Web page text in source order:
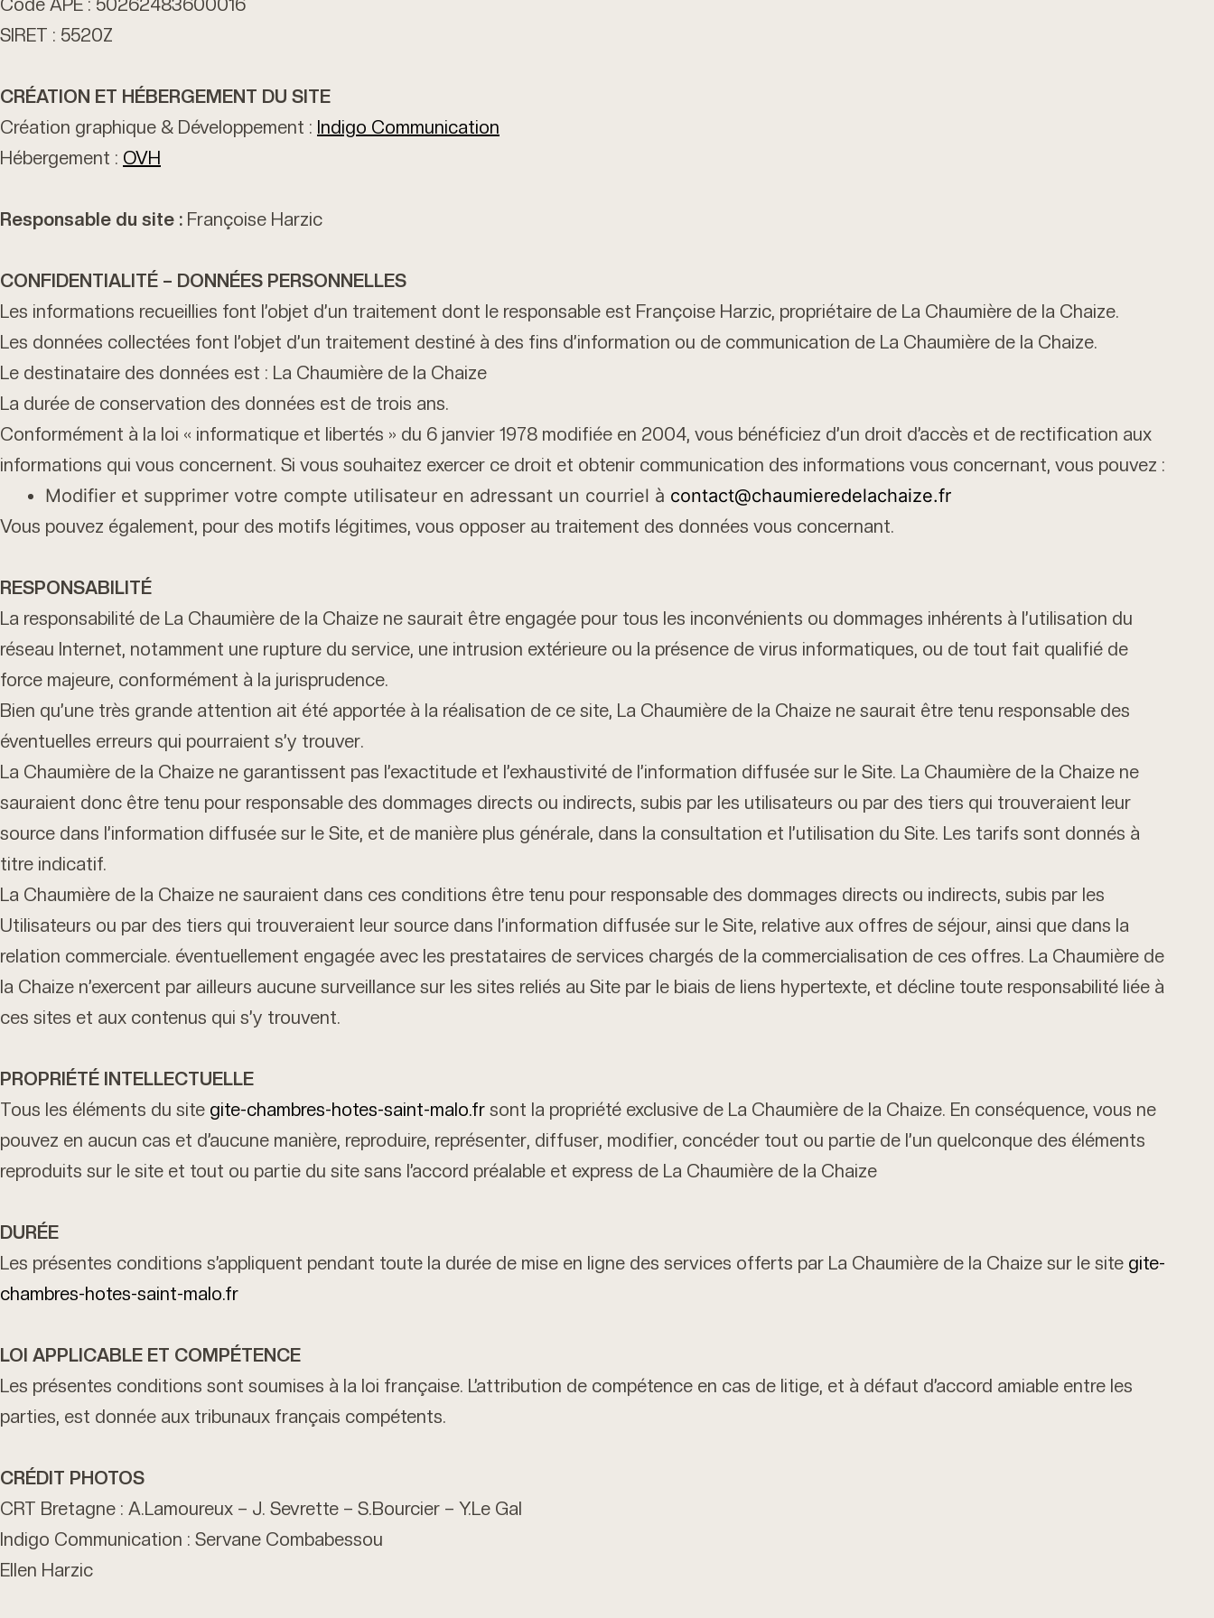
Code APE : 50262483600016
SIRET : 5520Z
CRÉATION ET HÉBERGEMENT DU SITE
Création graphique & Développement : Indigo Communication
Hébergement : OVH
Responsable du site : Françoise Harzic
CONFIDENTIALITÉ – DONNÉES PERSONNELLES
Les informations recueillies font l’objet d’un traitement dont le responsable est Françoise Harzic, propriétaire de La Chaumière de la Chaize.
Les données collectées font l’objet d’un traitement destiné à des fins d’information ou de communication de La Chaumière de la Chaize.
Le destinataire des données est : La Chaumière de la Chaize
La durée de conservation des données est de trois ans.
Conformément à la loi « informatique et libertés » du 6 janvier 1978 modifiée en 2004, vous bénéficiez d’un droit d’accès et de rectification aux
informations qui vous concernent. Si vous souhaitez exercer ce droit et obtenir communication des informations vous concernant, vous pouvez :
Modifier et supprimer votre compte utilisateur en adressant un courriel à contact@chaumieredelachaize.fr
Vous pouvez également, pour des motifs légitimes, vous opposer au traitement des données vous concernant.
RESPONSABILITÉ
La responsabilité de La Chaumière de la Chaize ne saurait être engagée pour tous les inconvénients ou dommages inhérents à l’utilisation du
réseau Internet, notamment une rupture du service, une intrusion extérieure ou la présence de virus informatiques, ou de tout fait qualifié de
force majeure, conformément à la jurisprudence.
Bien qu’une très grande attention ait été apportée à la réalisation de ce site, La Chaumière de la Chaize ne saurait être tenu responsable des
éventuelles erreurs qui pourraient s’y trouver.
La Chaumière de la Chaize ne garantissent pas l’exactitude et l’exhaustivité de l’information diffusée sur le Site. La Chaumière de la Chaize ne
sauraient donc être tenu pour responsable des dommages directs ou indirects, subis par les utilisateurs ou par des tiers qui trouveraient leur
source dans l’information diffusée sur le Site, et de manière plus générale, dans la consultation et l’utilisation du Site. Les tarifs sont donnés à
titre indicatif.
La Chaumière de la Chaize ne sauraient dans ces conditions être tenu pour responsable des dommages directs ou indirects, subis par les
Utilisateurs ou par des tiers qui trouveraient leur source dans l’information diffusée sur le Site, relative aux offres de séjour, ainsi que dans la
relation commerciale. éventuellement engagée avec les prestataires de services chargés de la commercialisation de ces offres. La Chaumière de
la Chaize n’exercent par ailleurs aucune surveillance sur les sites reliés au Site par le biais de liens hypertexte, et décline toute responsabilité liée à
ces sites et aux contenus qui s’y trouvent.
PROPRIÉTÉ INTELLECTUELLE
Tous les éléments du site gite-chambres-hotes-saint-malo.fr sont la propriété exclusive de La Chaumière de la Chaize. En conséquence, vous ne
pouvez en aucun cas et d’aucune manière, reproduire, représenter, diffuser, modifier, concéder tout ou partie de l’un quelconque des éléments
reproduits sur le site et tout ou partie du site sans l’accord préalable et express de La Chaumière de la Chaize
DURÉE
Les présentes conditions s’appliquent pendant toute la durée de mise en ligne des services offerts par La Chaumière de la Chaize sur le site gite-
chambres-hotes-saint-malo.fr
LOI APPLICABLE ET COMPÉTENCE
Les présentes conditions sont soumises à la loi française. L’attribution de compétence en cas de litige, et à défaut d’accord amiable entre les
parties, est donnée aux tribunaux français compétents.
CRÉDIT PHOTOS
CRT Bretagne : A.Lamoureux – J. Sevrette – S.Bourcier – Y.Le Gal
Indigo Communication : Servane Combabessou
Ellen Harzic